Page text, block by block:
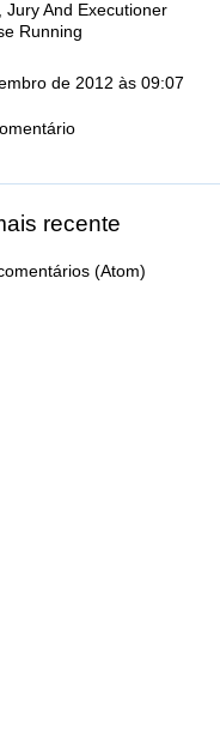
Jury And Executioner
Running
de 2012 às 09:07
recente
(Atom)